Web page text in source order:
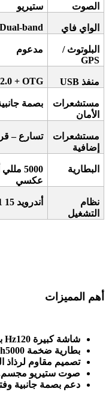
الصوت ستيريو
الواي فاي band
البلوتوث/
GPS
مدعوم
منفذUSB
+ OTG
مستشعرات
الأمان
بصمة
مستشعرات
إضافية
تسارع –
البطارية 5000 مللي
عكسي
نظام
التشغيل
أندرويد 15
أهم المميزات
شاشة كبيرة 120 Hz
بطارية ضخمة 5000
تصميم مقاوم لرذاذ
صوت ستيريو مجسم
دعم بصمة جانبية